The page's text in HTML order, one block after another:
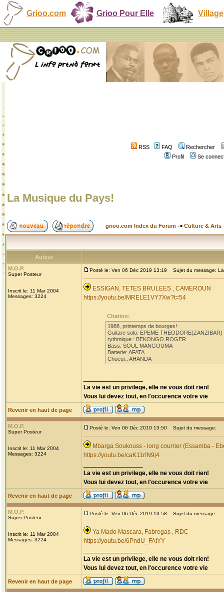
Grioo.com Grioo Pour Elle Village
RSS FAQ
Rechercher
Profil
Se
La Musique du Pays!
grioo.com Index du Forum -> Culture & Arts
Auteur
M.O.P.
Super Posteur
Inscrit le: 11 Mar 2004
Messages: 3224
Posté le: Ven 06 Déc 2019 13:19 Sujet du message:
ESSIGAN, TETES BRULEES , CAMEROUN
https://youtu.be/MRELE1VY7Xw?t=54
Citation:
1988, printemps de bourges!
Guitare solo: EPEME THEODORE(ZANZIBAR)
rythmique : BEKONGO ROGER
Bass: SOUL MANGOUMA
Batterie: AFATA
Choeur.: AHANDA
La vie est un privilege, elle ne vous doit rien!
Vous lui devez tout, en l'occurence votre vie
Revenir en haut de page
M.O.P.
Super Posteur
Inscrit le: 11 Mar 2004
Messages: 3224
Posté le: Ven 06 Déc 2019 13:50 Sujet du message:
Mbarga Soukouss - long courrier (Essamba -
https://youtu.be/caK11rIN9j4
La vie est un privilege, elle ne vous doit rien!
Vous lui devez tout, en l'occurence votre vie
Revenir en haut de page
M.O.P.
Super Posteur
Inscrit le: 11 Mar 2004
Messages: 3224
Posté le: Ven 06 Déc 2019 13:58 Sujet du message:
Ya Mado Mascara, Fabregas , RDC
https://youtu.be/6PndU_FAtYY
La vie est un privilege, elle ne vous doit rien!
Vous lui devez tout, en l'occurence votre vie
Revenir en haut de page